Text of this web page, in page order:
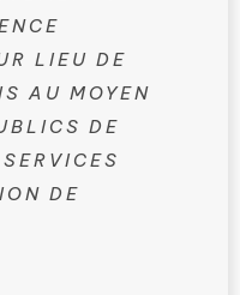
LIEU DE
AU MOYEN
DE
DE